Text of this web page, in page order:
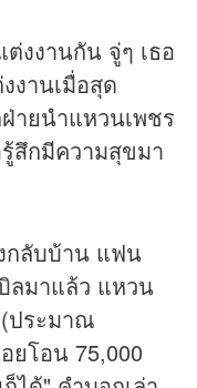
งงานกัน จู่ๆ เธอ
งานเมื่อสุด
ายนำแหวนเพชร
สึกมีความสุขมา
กลับบ้าน แฟน
ลมาแล้ว แหวน
ประมาณ
ยโอน 75,000